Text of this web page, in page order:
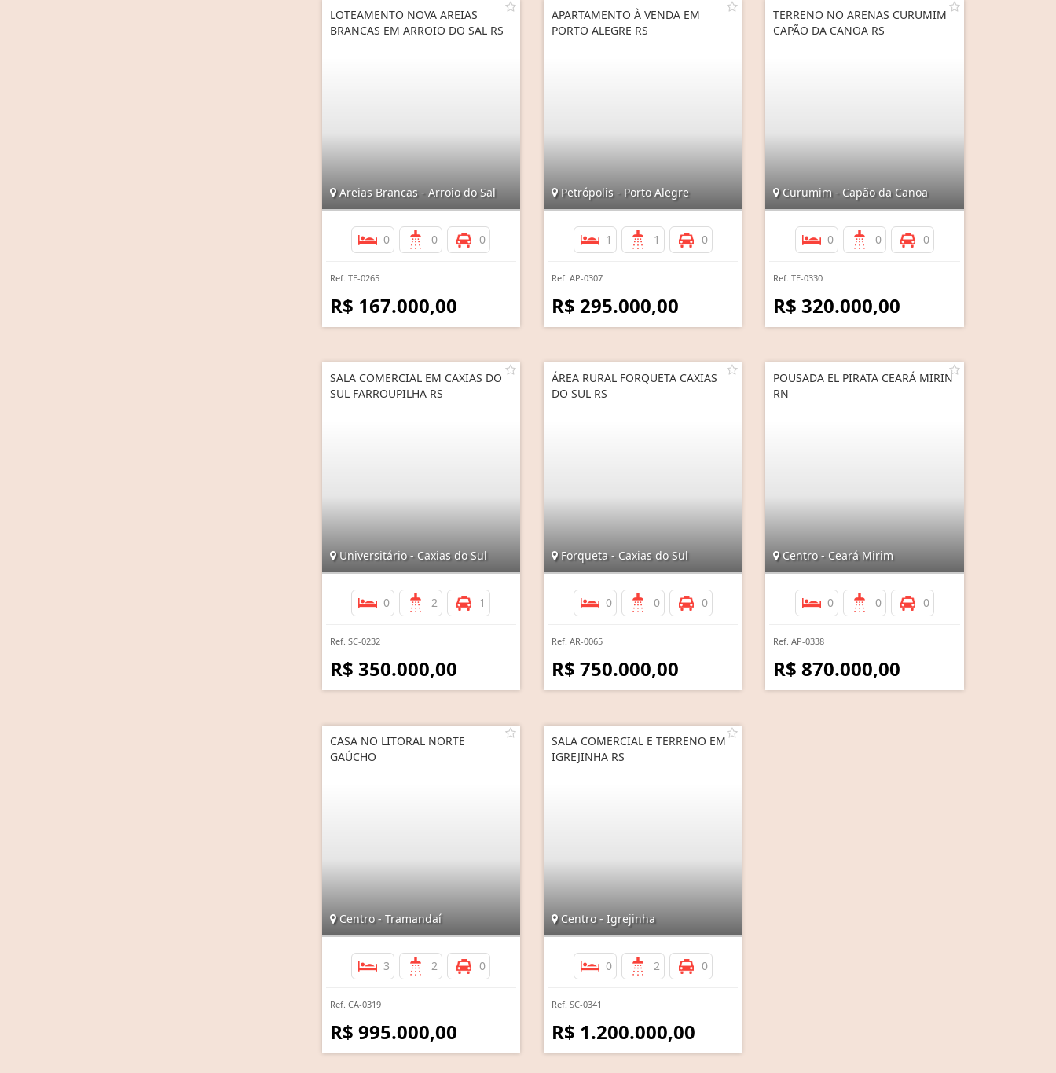
LOTEAMENTO NOVA AREIAS
BRANCAS EM ARROIO DO SAL RS
Areias Brancas - Arroio do Sal
0 0 0
Ref. TE-0265
R$ 167.000,00
APARTAMENTO À VENDA EM
PORTO ALEGRE RS
Petrópolis - Porto Alegre
1 1 0
Ref. AP-0307
R$ 295.000,00
TERRENO NO ARENAS CURUMIM
CAPÃO DA CANOA RS
Curumim - Capão da Canoa
0 0 0
Ref. TE-0330
R$ 320.000,00
SALA COMERCIAL EM CAXIAS DO
SUL FARROUPILHA RS
Universitário - Caxias do Sul
0 2 1
Ref. SC-0232
R$ 350.000,00
ÁREA RURAL FORQUETA CAXIAS
DO SUL RS
Forqueta - Caxias do Sul
0 0 0
Ref. AR-0065
R$ 750.000,00
POUSADA EL PIRATA CEARÁ MIRIN
RN
Centro - Ceará Mirim
0 0 0
Ref. AP-0338
R$ 870.000,00
CASA NO LITORAL NORTE
GAÚCHO
Centro - Tramandaí
3 2 0
Ref. CA-0319
R$ 995.000,00
SALA COMERCIAL E TERRENO EM
IGREJINHA RS
Centro - Igrejinha
0 2 0
Ref. SC-0341
R$ 1.200.000,00